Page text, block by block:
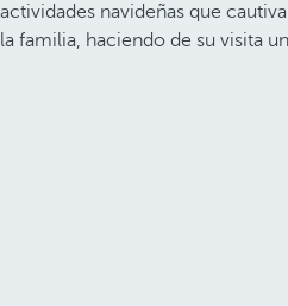
actividades navideñas que
la familia, haciendo de su visita